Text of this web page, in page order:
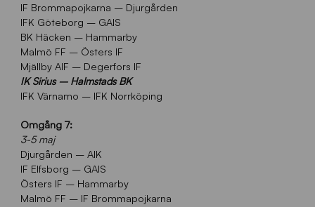
IF Brommapojkarna – Djurgården
IFK Göteborg – GAIS
BK Häcken – Hammarby
Malmö FF – Östers IF
Mjällby AIF – Degerfors IF
IK Sirius – Halmstads BK
IFK Värnamo – IFK Norrköping
Omgång 7:
3-5 maj
Djurgården – AIK
IF Elfsborg – GAIS
Östers IF – Hammarby
Malmö FF – IF Brommapojkarna